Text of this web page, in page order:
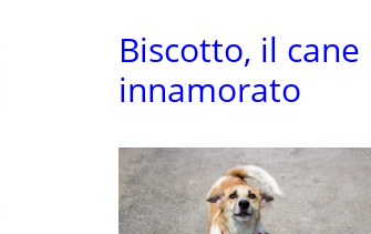
Biscotto, il cane
innamorato